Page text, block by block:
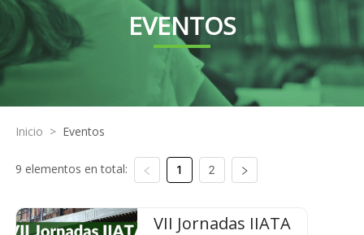
EVENTOS
Inicio > Eventos
9 elementos en total: 1 2
VII Jornadas IIATA